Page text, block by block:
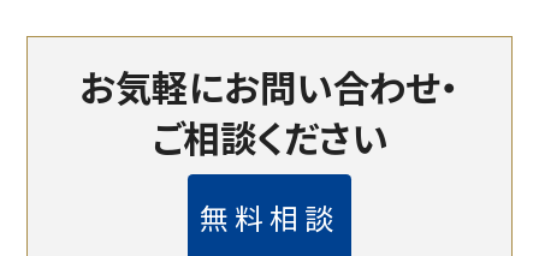
お気軽にお問い合わせ・
ご相談ください
無料相談